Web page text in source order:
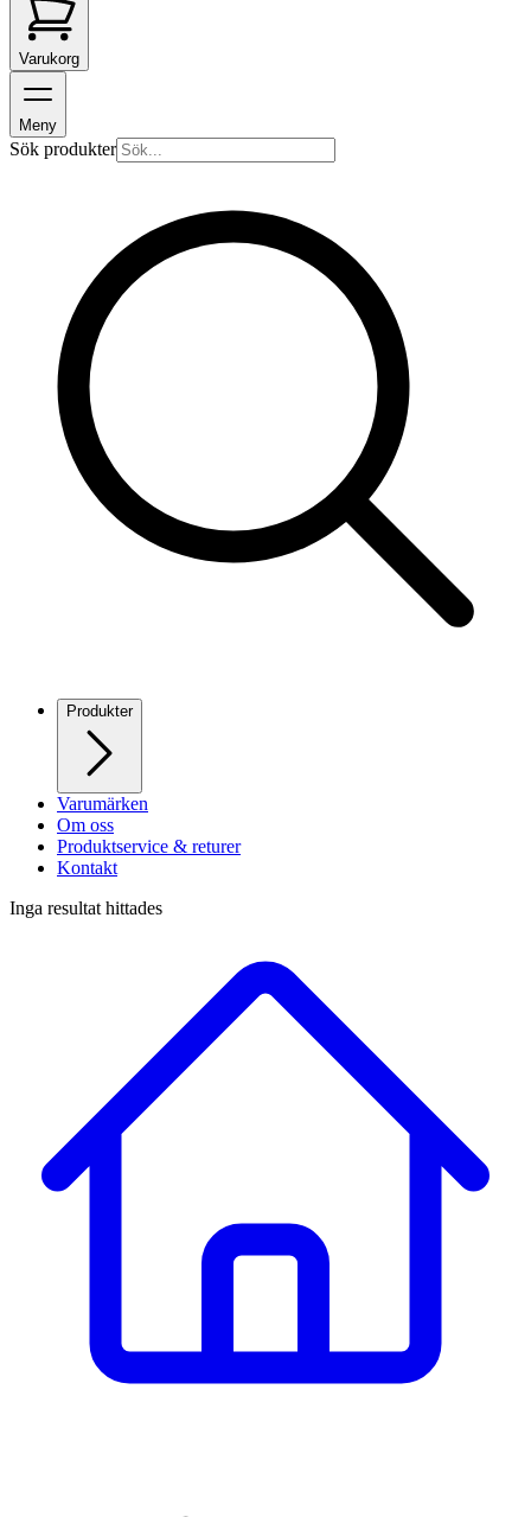
Varukorg
Meny
Sök produkter
Produkter
Varumärken
Om oss
Produktservice & returer
Kontakt
Inga resultat hittades